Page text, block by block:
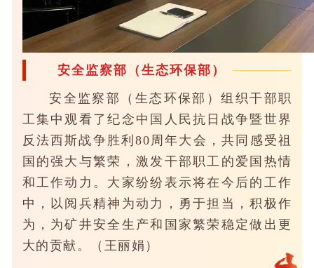
安全监察部（生态环保部）
安全监察部（生态环保部）组织干部职
工集中观看了纪念中国人民抗日战争暨世界
反法西斯战争胜利80周年大会，共同感受祖
国的强大与繁荣，激发干部职工的爱国热情
和工作动力。大家纷纷表示将在今后的工作
中，以阅兵精神为动力，勇于担当，积极作
为，为矿井安全生产和国家繁荣稳定做出更
大的贡献。（王丽娟）